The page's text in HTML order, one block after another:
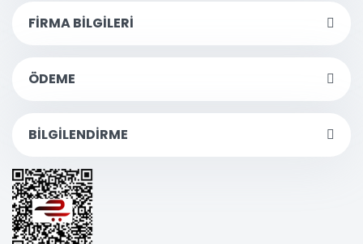
FİRMA BİLGİLERİ
ÖDEME
BİLGİLENDİRME